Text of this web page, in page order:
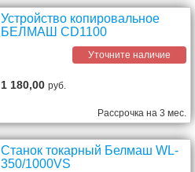
Устройство копировальное
БЕЛМАШ CD1100
Уточните наличие
1 180,00руб.
Рассрочка на 3 мес.
Станок токарный Белмаш WL-
350/1000VS